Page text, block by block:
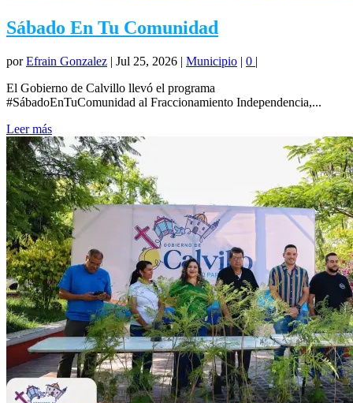
Sábado En Tu Comunidad
porEfrain Gonzalez | Jul 25, 2026 | Municipio | 0 |
El Gobierno de Calvillo llevó el programa
#SábadoEnTuComunidad al Fraccionamiento Independencia,...
Leer más